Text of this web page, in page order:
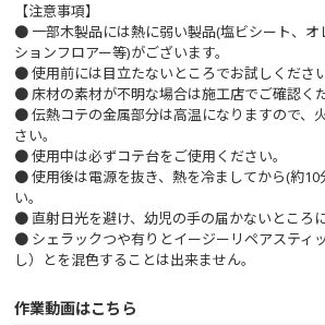
【注意事項】
● 一部木製品には熱に弱い製品(塩ビシート、オ
ションフロアー等)がございます。
● 使用前には目立たないところでお試しください
● 床材の素材が不明な場合は施工店でご確認くだ
● 伝熱コテの金属部分は高温になりますので、
さい。
● 使用中は必ずコテ台をご使用ください。
● 使用後は電源を抜き、熱を冷ましてから(約10
い。
● 直射日光を避け、幼児の手の届かないところ
● シェラックつや有りとイージーリペアスティ
し）とを混色することは出来ません。
作業動画はこちら